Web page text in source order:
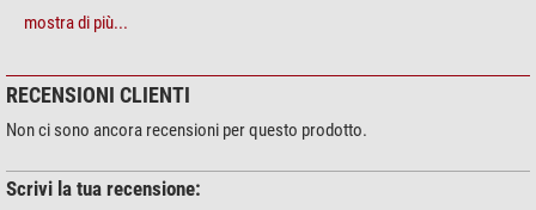
Osservazione solare > Filtri solari (3)
Safe Easy Cam Filter
$ 6,90*
mostra di più...
RECENSIONI CLIENTI
Non ci sono ancora recensioni per questo prodotto.
Scrivi la tua recensione: